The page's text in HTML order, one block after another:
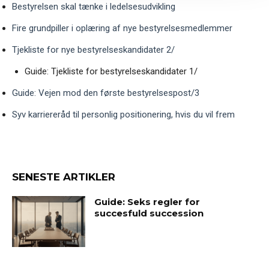
Bestyrelsen skal tænke i ledelsesudvikling
Fire grundpiller i oplæring af nye bestyrelsesmedlemmer
Tjekliste for nye bestyrelseskandidater 2/
Guide: Tjekliste for bestyrelseskandidater 1/
Guide: Vejen mod den første bestyrelsespost/3
Syv karriereråd til personlig positionering, hvis du vil frem
SENESTE ARTIKLER
Guide: Seks regler for
succesfuld succession